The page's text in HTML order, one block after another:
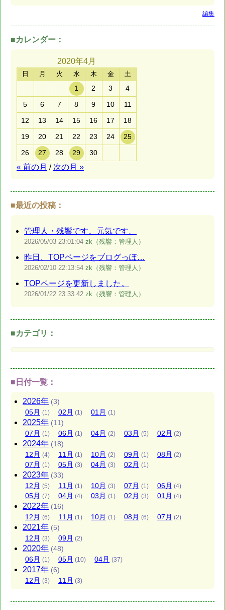
編集
■カレンダー：
2020年4月
日 月 火 水 木 金 土
1 2 3
4
5
6 7 8 9 10
11
12
13 14 15 16 17
18
19
20 21 22 23 24
25
26
27 28 29 30
« 前の月 / 次の月 »
■最近の投稿：
管理人・残響です。元気です。
2026/05/03 23:01:04 zk（残響：管理人）
昨日、TOPページをブログっぽ…
2026/02/10 22:13:54 zk（残響：管理人）
TOPページを更新しました。
2026/01/22 23:33:42 zk（残響：管理人）
■カテゴリ：
■日付一覧：
2026年 (3)
05月 (1) 02 月 (1) 01 月 (1)
2025年 (11)
07 月 (1) 06月 (1) 04月 (2) 03 月 (5) 02 月 (2)
2024年 (18)
12 月 (4) 11 月 (1) 10月 (2) 09月 (1) 08月 (2)
07 月 (1) 05月 (3) 04月 (3) 02 月 (1)
2023年 (33)
12 月 (5) 11 月 (1) 10月 (3) 07 月 (1) 06月 (4)
05月 (7) 04月 (4) 03 月 (1) 02 月 (3) 01 月 (4)
2022年 (16)
12 月 (6) 11 月 (1) 10月 (1) 08月 (6) 07 月 (2)
2021年 (5)
12 月 (3) 09月 (2)
2020年 (48)
06月 (1) 05月 (10) 04月 (37)
2017年 (6)
12 月 (3) 11 月 (3)